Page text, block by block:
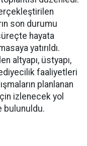
son durumu
hayata
yatırıldı.
altyapı, üstyapı,
faaliyetleri
planlanan
izlenecek yol
bulunuldu.